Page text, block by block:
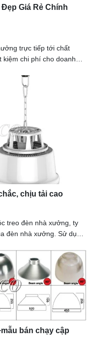
Giá Rẻ Chính
trực tiếp tới chất
kiệm chi phí cho doanh
chịu tải cao
treo đèn nhà xưởng, ty
đèn nhà xưởng. Sử dụng
bán chạy cập